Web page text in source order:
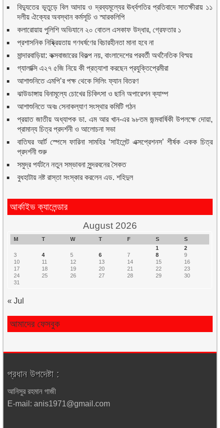
বিদ্যুতের ভূতুড়ে বিল আদায় ও দ্রব্যমূল্যের ঊর্ধ্বগতির প্রতিবাদে সাতক্ষীরায় ১১
দলীয় ঐক্যের অবস্থান কর্মসূচি ও স্মারকলিপি
কলারোয়ায় পুলিশি অভিযানে ২০ বোতল এসকাফ উদ্ধার, গ্রেফতার ১
প্রশাসনিক নিষ্ক্রিয়তায় গণধর্ষণের বিচারহীনতা মানা হবে না
মান্দারবাড়িয়া: কক্সবাজারের বিকল্প নয়, বাংলাদেশের পরবর্তী অর্থনৈতিক বিস্ময়
গ্যালাক্সি এ২৭ ৫জি নিয়ে কী প্রত্যাশা করছেন প্রযুক্তিপ্রেমীরা
আশাশুনিতে এমপি’র পক্ষ থেকে সিলিং ফ্যান বিতরণ
ঝাউডাঙ্গায় বিনামূল্যে চোখের চিকিৎসা ও ছানি অপারেশন ক্যাম্প
আশাশুনিতে অবঃ সেনাকল্যাণ সংস্থার কমিটি গঠন
প্রয়াত জাতীয় অধ্যাপক ডা. এম আর খান-এর ৯৮তম জন্মবার্ষিকী উপলক্ষে দোয়া,
প্রামান্য চিত্র প্রদর্শনী ও আলোচনা সভা
বাতিঘর আর্ট স্পেসে ফারিনা সামহির ‘সাইলেন্ট এক্সপ্রেশনস’ শীর্ষক একক চিত্র
প্রদর্শনী শুরু
সমুদ্র পর্যটনে নতুন সম্ভাবনা সুন্দরবনের সৈকত
বুধহাটায় নষ্ট রাস্তা সংস্কার করলেন এড. শহিদুল
আর্কাইভ ক্যালেন্ডার
August 2026
M T W T F S
S
1
2
3
4 5 6 7 8
9
10
11 12 13 14 15
16
17
18 19 20 21 22
23
24
25 26 27 28 29
30
31
« Jul
আমাদের ফেসবুক
প্রধান উপদেষ্টা :
আনিসুর রহমান গাজী
E-mail: anis1971@gmail.com